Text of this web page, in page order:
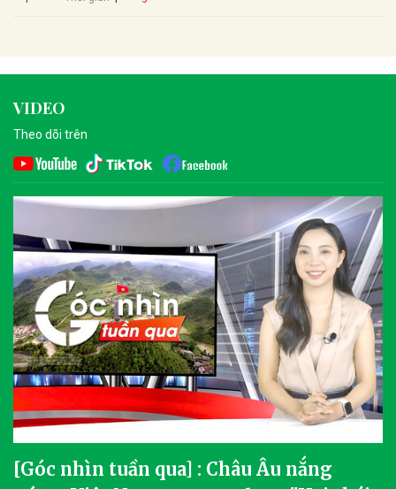
VIDEO
Theo dõi trên
[Góc nhìn tuần qua] : Châu Âu nắng